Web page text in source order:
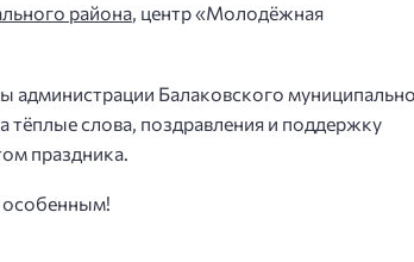
района, центр «Молодёжная
администрации Балаковского
слова, поздравления и поддержку
праздника.
особенным!